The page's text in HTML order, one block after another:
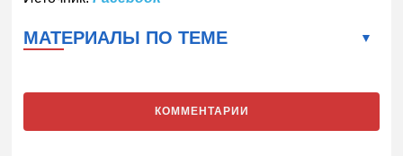
МАТЕРИАЛЫ ПО ТЕМЕ
КОММЕНТАРИИ